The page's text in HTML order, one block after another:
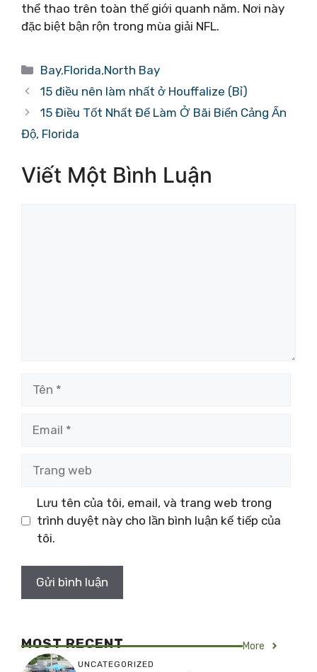
thể thao trên toàn thế giới quanh năm. Nơi này
đặc biệt bận rộn trong mùa giải NFL.
Danh
mục
Bay,Florida,North Bay
15 điều nên làm nhất ở Houffalize (Bỉ)
15 Điều Tốt Nhất Để Làm Ở Bãi Biển Cảng Ấn
Độ, Florida
Viết Một Bình Luận
Lưu tên của tôi, email, và trang web trong
trình duyệt này cho lần bình luận kế tiếp của
tôi.
MOST RECENT More
UNCATEGORIZED